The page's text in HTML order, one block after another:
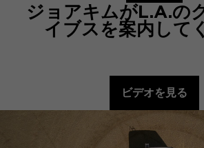
ジョアキムがL.A.の
イブスを案内して
ビデオを見る